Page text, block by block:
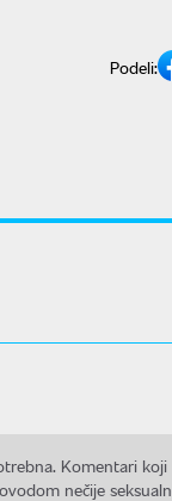
Podeli:
Komentari koji
nečije